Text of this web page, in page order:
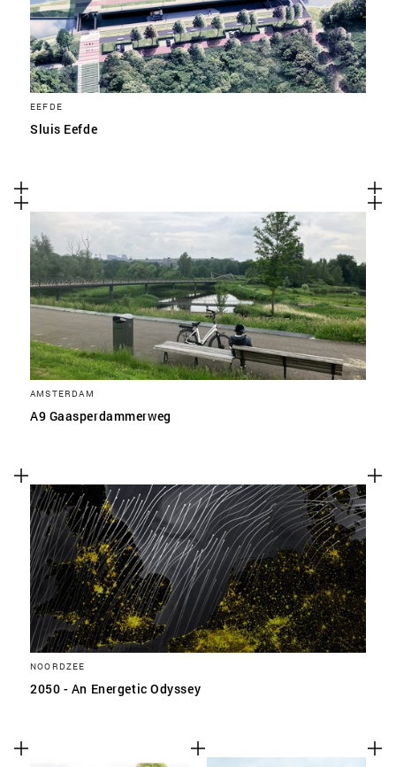
EEFDE
Sluis Eefde
AMSTERDAM
A9 Gaasperdammerweg
NOORDZEE
2050 - An Energetic Odyssey